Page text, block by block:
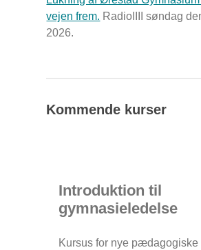
vejen frem. RadioIIII søndag
2026.
Kommende kurser
Introduktion til
gymnasieledelse
Kursus for nye pædagogiske